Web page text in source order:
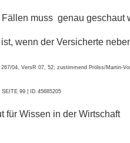
Fällen muss genau geschaut
wenn der Versicherte
04, VersR 07, 52; zustimmend Prölss/Martin-
99 | ID 45685205
für Wissen in der Wirtschaft